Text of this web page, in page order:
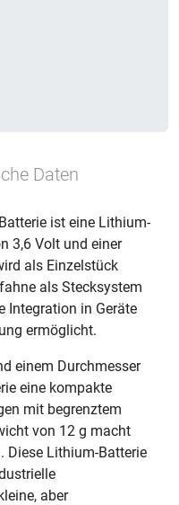
Daten
ist eine Lithium-
3,6 Volt und einer
als Einzelstück
als Stecksystem
Integration in Geräte
ermöglicht.
einem Durchmesser
eine kompakte
mit begrenztem
von 12 g macht
Diese Lithium-Batterie
aber